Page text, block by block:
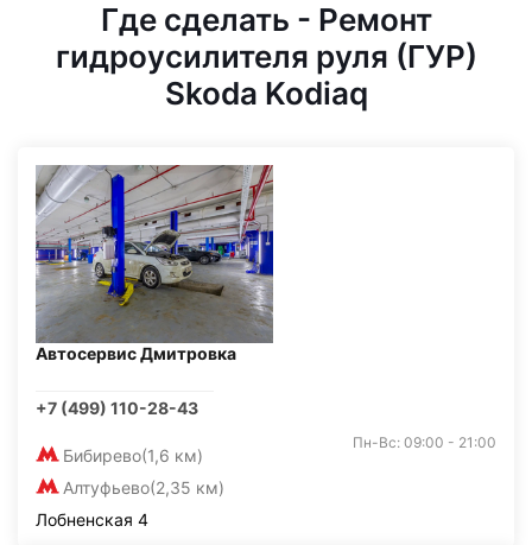
Где сделать - Ремонт
гидроусилителя руля (ГУР)
Skoda Kodiaq
Автосервис Дмитровка
+7 (499) 110-28-43
Бибирево(1,6 км)
Алтуфьево(2,35 км)
Пн-Вс: 09:00 - 21:00
Лобненская 4